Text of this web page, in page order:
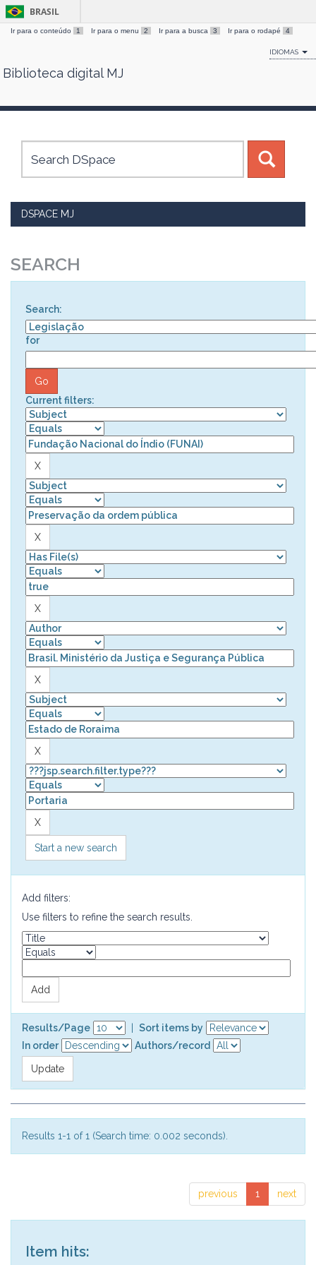
Skip
BRASIL
Ir para o conteúdo 1 Ir para o menu 2 Ir para a busca 3 Ir para o rodapé 4
IDIOMAS
Biblioteca digital MJ
DSPACE MJ
SEARCH
Search:
for
Current filters:
Start a new search
Add filters:
Use filters to refine the search results.
Results/Page
Sort items by
In order
Authors/record
Results 1-1 of 1 (Search time: 0.002 seconds).
previous 1 next
Item hits: